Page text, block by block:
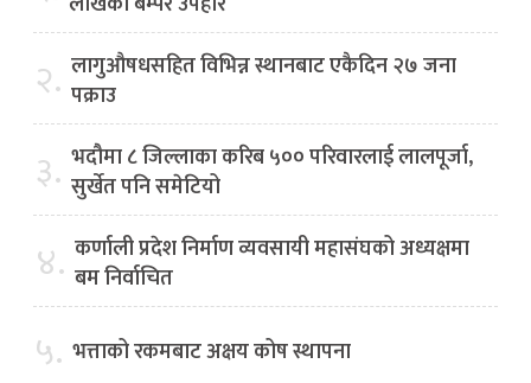
२. लागुऔषधसहित विभिन्न स्थानबाट एकैदिन २७ जना
पक्राउ
३. भदौमा ८ जिल्लाका करिब ५०० परिवारलाई लालपूर्जा,
सुर्खेत पनि समेटियो
४. कर्णाली प्रदेश निर्माण व्यवसायी महासंघको अध्यक्षमा
बम निर्वाचित
५. भत्ताको रकमबाट अक्षय कोष स्थापना